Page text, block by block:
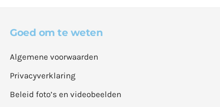
Goed om te weten
Algemene voorwaarden
Privacyverklaring
Beleid foto’s en videobeelden